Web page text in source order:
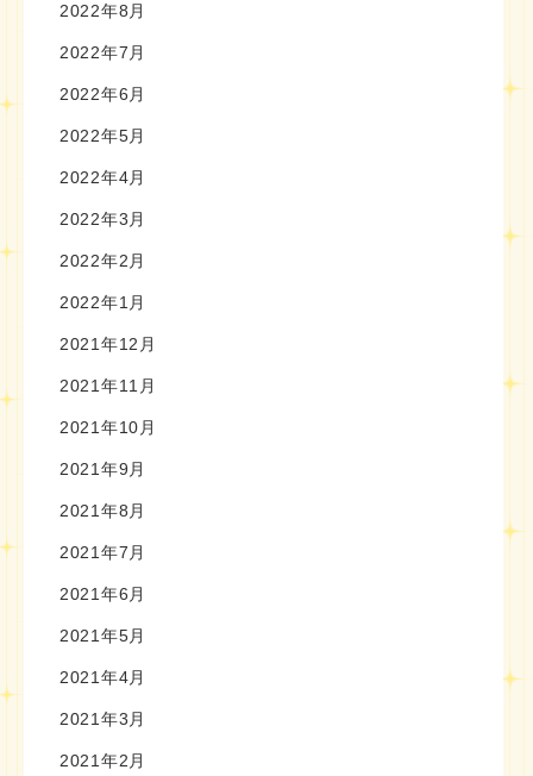
2022年8月
2022年7月
2022年6月
2022年5月
2022年4月
2022年3月
2022年2月
2022年1月
2021年12月
2021年11月
2021年10月
2021年9月
2021年8月
2021年7月
2021年6月
2021年5月
2021年4月
2021年3月
2021年2月